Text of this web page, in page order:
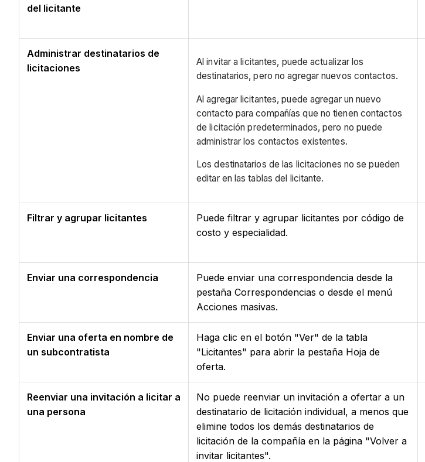
del licitante
Administrar destinatarios de
licitaciones
Al invitar a licitantes, puede actualizar los
destinatarios, pero no agregar nuevos contactos.
Al agregar licitantes, puede agregar un nuevo
contacto para compañías que no tienen contactos
de licitación predeterminados, pero no puede
administrar los contactos existentes.
Los destinatarios de las licitaciones no se pueden
editar en las tablas del licitante.
Filtrar y agrupar licitantes
Puede filtrar y agrupar licitantes por código de
costo y especialidad.
Enviar una correspondencia
Puede enviar una correspondencia desde la
pestaña Correspondencias o desde el menú
Acciones masivas.
Enviar una oferta en nombre de
un subcontratista
Haga clic en el botón "Ver" de la tabla
"Licitantes" para abrir la pestaña Hoja de
oferta.
Reenviar una invitación a licitar a
una persona
No puede reenviar un invitación a ofertar a un
destinatario de licitación individual, a menos que
elimine todos los demás destinatarios de
licitación de la compañía en la página "Volver a
invitar licitantes".